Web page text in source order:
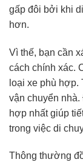
gấp đôi bởi khi
hơn.
Vì thế, bạn cần
cách chính xác.
loại xe phù
vận chuyển
hợp nhất giúp
trong việc di
Thông thường